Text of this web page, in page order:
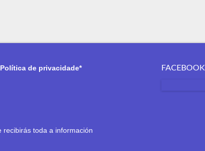
Política de privacidade*
recibirás toda a información
FACEBOOK